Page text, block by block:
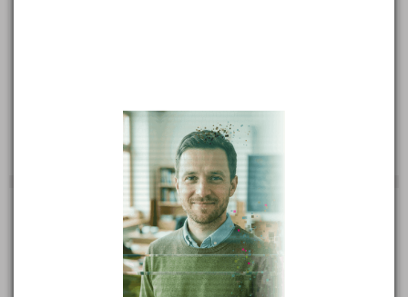
Zobrazení detailu: 2 127, vyhledáno: 144 531
Zobrazení detailu tento měsíc: 0,